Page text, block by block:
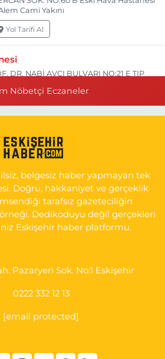
Cami Yakını
Yol Tarifi Al
DR. NABİ AVCI BULVARI NO:21 E TIP
ÖZAYDIN CD.8 B ESKİ DEVLET
Yol Tarifi Al
Nöbetçi Eczaneler
belgesiz haber yapmayan tek
Doğru, hakkaniyet ve gerçeklik
tarafsız gazeteciliğin
Dedikoduyu değil gerçekleri
Eskişehir haber platformu.
Pazaryeri Sok. No:1 Eskişehir
0222 332 12 13
[email protected]